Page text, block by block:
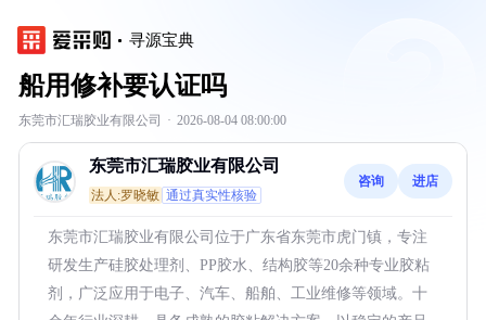
寻源宝典
船用修补要认证吗
东莞市汇瑞胶业有限公司 · 2026-08-04 08:00:00
东莞市汇瑞胶业有限公司
法人:罗晓敏 通过真实性核验
咨询 进店
东莞市汇瑞胶业有限公司位于广东省东莞市虎门镇，专注
研发生产硅胶处理剂、PP胶水、结构胶等20余种专业胶粘
剂，广泛应用于电子、汽车、船舶、工业维修等领域。十